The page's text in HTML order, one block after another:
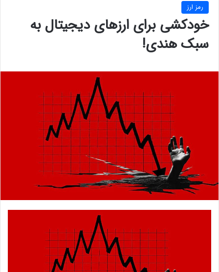
رمز ارز
خودکشی برای ارزهای دیجیتال به
سبک هندی!